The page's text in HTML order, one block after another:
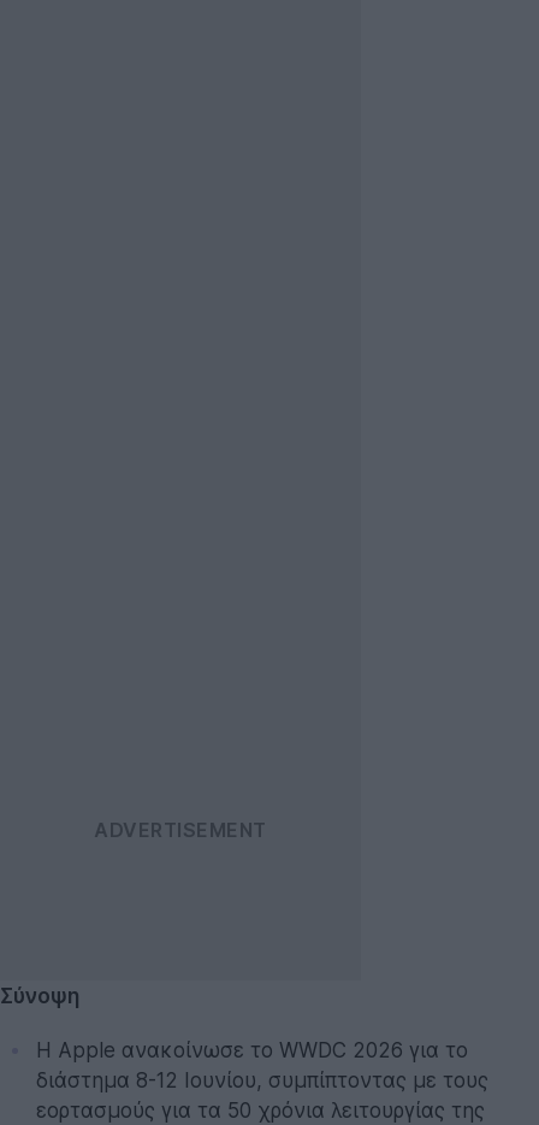
Σύνοψη
Η Apple ανακοίνωσε το WWDC 2026 για το
διάστημα 8-12 Ιουνίου, συμπίπτοντας με τους
εορτασμούς για τα 50 χρόνια λειτουργίας της